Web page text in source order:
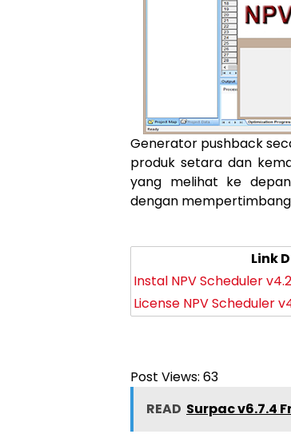
Generator pushback
produk setara dan
yang melihat ke
dengan
Link
Instal NPV Scheduler
License NPV Scheduler
Post Views: 63
READ Surpac v6.7.4